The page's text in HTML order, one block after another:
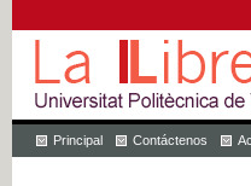
Principal Contáctenos